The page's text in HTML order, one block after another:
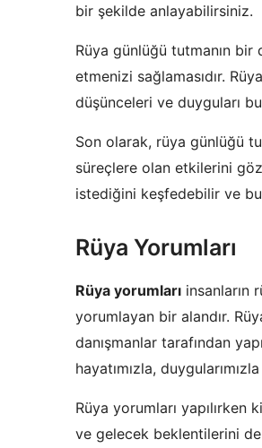
bir şekilde anlayabilirsiniz.
Rüya günlüğü tutmanın bir
etmenizi sağlamasıdır.
düşünceleri ve duyguları
Son olarak, rüya günlüğü
süreçlere olan etkilerini
istediğini keşfedebilir ve
Rüya Yorumları
Rüya yorumları insanların
yorumlayan bir alandır.
danışmanlar tarafından
hayatımızla,
Rüya yorumları yapılırken
ve gelecek beklentilerini